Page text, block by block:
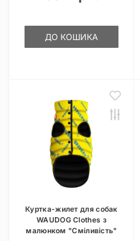
ДО КОШИКА
Куртка-жилет для собак
WAUDOG Clothes з
малюнком "Сміливість"